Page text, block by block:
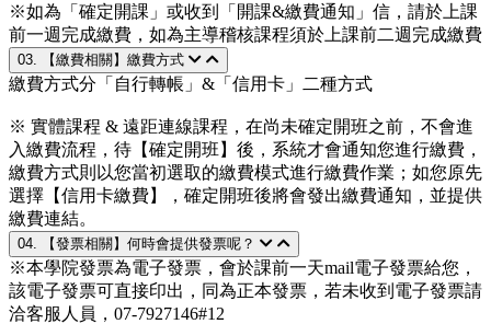
※如為「確定開課」或收到「開課&繳費通知」信，請於上課
前一週完成繳費，如為主導稽核課程須於上課前二週完成繳費
03. 【繳費相關】繳費方式
繳費方式分「自行轉帳」&「信用卡」二種方式
※ 實體課程 & 遠距連線課程，在尚未確定開班之前，不會進
入繳費流程，待【確定開班】後，系統才會通知您進行繳費，
繳費方式則以您當初選取的繳費模式進行繳費作業；如您原先
選擇【信用卡繳費】，確定開班後將會發出繳費通知，並提供
繳費連結。
04. 【發票相關】何時會提供發票呢？
※本學院發票為電子發票，會於課前一天mail電子發票給您，
該電子發票可直接印出，同為正本發票，若未收到電子發票請
洽客服人員，07-7927146#12